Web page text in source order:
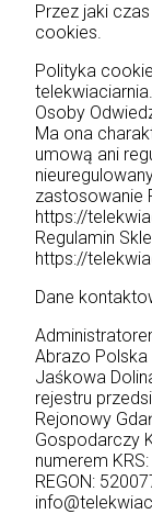
Przez jaki
cookies.
Polityka
Osoby
Ma ona
umową ani
zastosowanie
https://
Regulamin
https://
Dane
Abrazo Polska
Jaśkowa
rejestru
Rejonowy
Gospodarczy
numerem
REGON: